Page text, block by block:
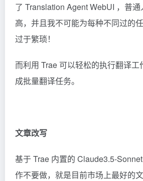
了 Translation Agent WebUI ，普
高，并且我不可能为每种不同过的
过于繁琐！
而利用 Trae 可以轻松的执行翻译
成批量翻译任务。
文章改写
基于 Trae 内置的 Claude3.5-
作不要做，就是目前市场上最好的